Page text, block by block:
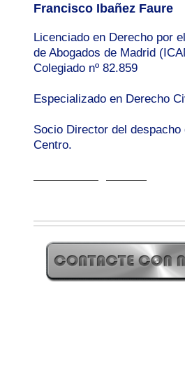
Francisco Ibañez Faure
Licenciado en Derecho por
de Abogados de Madrid
Colegiado nº 82.859
Especializado en Derecho
Socio Director del despacho
Centro.